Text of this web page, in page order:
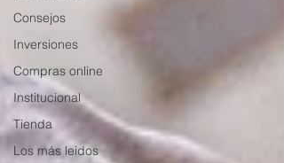
Consejos
Inversiones
Compras online
Institucional
Tienda
Los más leidos